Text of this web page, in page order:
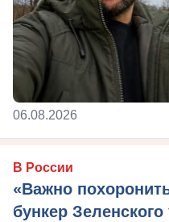
06.08.2026
В России
«Важно
бункер